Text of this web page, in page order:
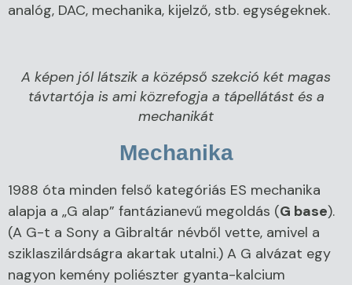
analóg, DAC, mechanika, kijelző, stb. egységeknek.
A képen jól látszik a középső szekció két magas
távtartója is ami közrefogja a tápellátást és a
mechanikát
Mechanika
1988 óta minden felső kategóriás ES mechanika
alapja a „G alap” fantázianevű megoldás (G base).
(A G-t a Sony a Gibraltár névből vette, amivel a
sziklaszilárdságra akartak utalni.) A G alvázat egy
nagyon kemény poliészter gyanta-kalcium